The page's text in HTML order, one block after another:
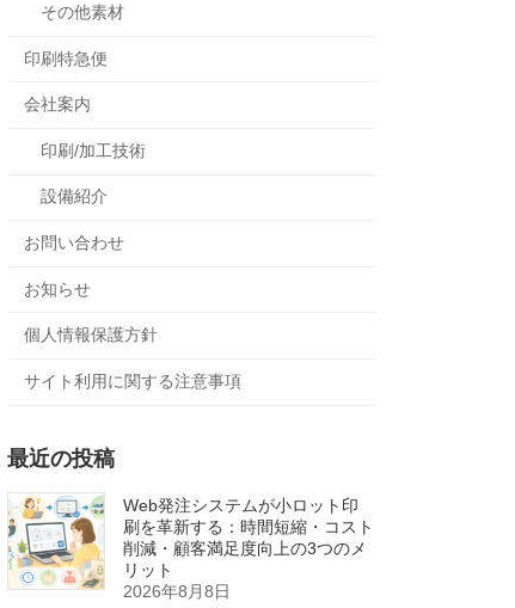
その他素材
印刷特急便
会社案内
印刷/加工技術
設備紹介
お問い合わせ
お知らせ
個人情報保護方針
サイト利用に関する注意事項
最近の投稿
Web発注システムが小ロット印
刷を革新する：時間短縮・コスト
削減・顧客満足度向上の3つのメ
リット
2026年8月8日